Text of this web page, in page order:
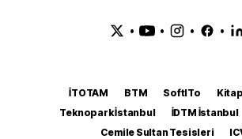
• • • •
İTOTAM BTM SoftITo
Teknopark İstanbul
İDTM İstanbul
Cemile Sultan Tesisleri